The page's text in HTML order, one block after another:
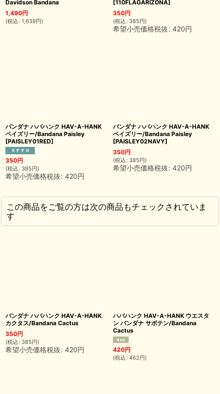
Davidson Bandana
1,490円
(税込 : 1,639円)
[110FLAGARIZONA]
350円
(税込 : 385円)
希望小売価格税抜: 420円
バンダナ ハバハンク HAV-A-HANK
ペイズリー/Bandana Paisley
[PAISLEY01RED]
350円
(税込 : 385円)
希望小売価格税抜: 420円
バンダナ ハバハンク HAV-A-HANK
ペイズリー/Bandana Paisley
[PAISLEY02NAVY]
350円
(税込 : 385円)
希望小売価格税抜: 420円
この商品をご覧の方は次の商品もチェックされていま
す
バンダナ ハバハンク HAV-A-HANK
カクタス/Bandana Cactus
350円
(税込 : 385円)
希望小売価格税抜: 420円
ハバハンク HAV-A-HANK ウエスタ
ン バンダナ サボテン/Bandana
Cactus
420円
(税込 : 462円)